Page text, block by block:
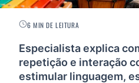
6 MIN DE LEITURA
Especialista explica
repetição e interação
estimular linguagem,